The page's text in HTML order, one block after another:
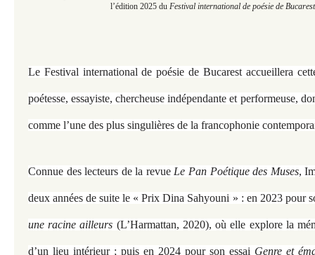
l’édition 2025 du Festival international de poésie de Bucarest
Le Festival international de poésie de Bucarest accueillera
poétesse, essayiste, chercheuse indépendante et performeuse,
comme l’une des plus singulières de la francophonie
Connue des lecteurs de la revue Le Pan Poétique des Muses,
deux années de suite le « Prix Dina Sahyouni » : en 2023 pour
une racine ailleurs (L’Harmattan, 2020), où elle explore la
d’un lieu intérieur ; puis en 2024 pour son essai Genre et